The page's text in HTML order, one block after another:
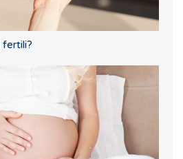
fertili?